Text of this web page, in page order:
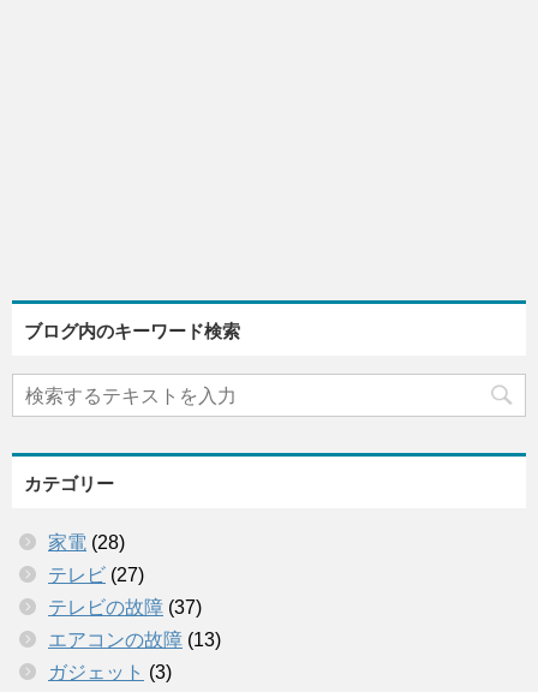
ブログ内のキーワード検索
カテゴリー
家電 (28)
テレビ (27)
テレビの故障 (37)
エアコンの故障 (13)
ガジェット (3)